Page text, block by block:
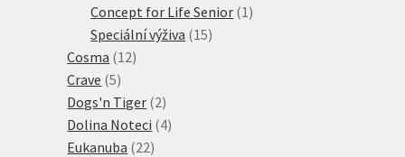
Concept for Life Senior 1 1
Speciální výživa 1515
Cosma 1212
Crave 55
produktů
Dogs'n Tiger 22
produkty
Dolina Noteci 44
Eukanuba 2222